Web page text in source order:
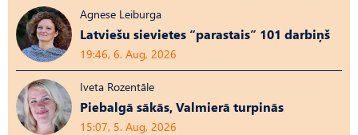
Agnese Leiburga
Latviešu sievietes “parastais” 101 darbiņš
19:46, 6. Aug, 2026
Iveta Rozentāle
Piebalgā sākās, Valmierā turpinās
15:07, 5. Aug, 2026